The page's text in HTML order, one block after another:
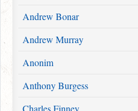
Andrew Bonar
Andrew Murray
Anonim
Anthony Burgess
Charles Finney